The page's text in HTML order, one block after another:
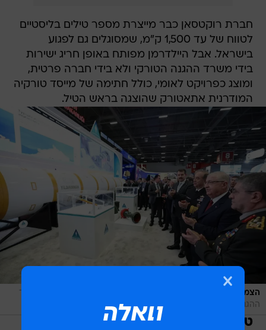
חברת רוקטסאן כבר מייצרת מספר טילים בליסטיים
לטווח של עד 1,500 ק"מ, שמסוגלים גם לפגוע
בישראל. אבל היילדרמן מפותח באופן חריג ישירות
בידי משרד ההגנה הטורקי ולא בידי חברה פרטית,
ומוצג כפרויקט לאומי, כולל חתימה של מייסד טורקיה
המודרנית אתאטורק שהוצגה בראש הטיל.
הצמרת הביטחונית הטורקית עם טיל היילדרמאן
אתר רשמי, משרד
ההגנה הטורקי
טווח מספיק כדי לכסות על נקודה